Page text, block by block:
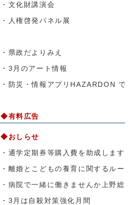
・文化財講演会
・人権啓発パネル展
・県政だよりみえ
・3月のアート情報
・防災・情報アプリHAZARDON で
◆有料広告
◆おしらせ
・通学定期券等購入費を助成します
・離婚とこどもの養育に関するルー
・病院で一緒に働きませんか上野総
・3月は自殺対策強化月間